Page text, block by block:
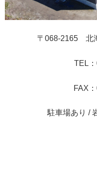
〒068-2165 北
TEL
FAX
駐車場あり /